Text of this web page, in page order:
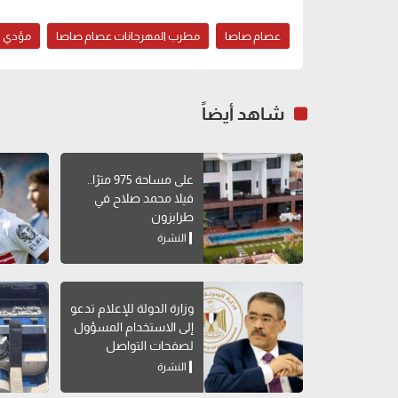
عصام صاصا مطرب المهرجانات عصام صاصا مؤدي
شاهد أيضاً
على مساحة 975 مترًا..
فيلا محمد صلاح في
طرابزون
النشرة
وزارة الدولة للإعلام تدعو
إلى الاستخدام المسؤول
لصفحات التواصل
الاجتماعي
النشرة